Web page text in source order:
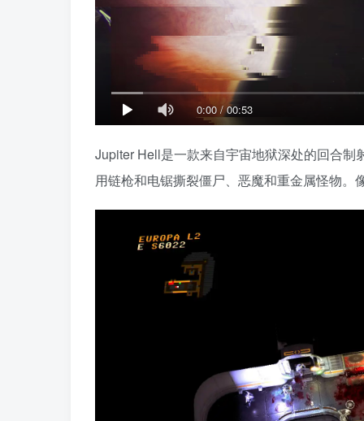
0:00/00:53
Jupiter Hell是一款来自宇宙地狱深处的回合
用链枪和电锯撕裂僵尸、恶魔和重金属怪物